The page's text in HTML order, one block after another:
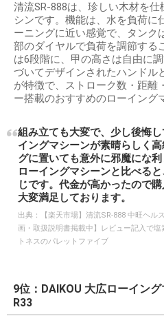
清流SR-888は、珍しい木材を
シンです。機能は、水を負荷に
ーニングに近い感覚で、タンク
部のダイヤルで負荷を調節する
は6段階に、甲の高さは自由に
づいてデザインされたハンドル
が特徴で、ストローク数・距離
ー搭載のおすすめのローイング
組み立ても大変で、少し後悔
イングマシーンが素晴らしく
グに置いても意外に邪魔にな
ローイングマシーンと比べる
じです。代金が高かったので
大変満足しております。
出典：
【楽天市場】清流SR-888 中旺ヘ
画・取扱説明書掲載中】レビュー記入で
トネスのパレットファイブ
9位：DAIKOU 大広ローイン
R33